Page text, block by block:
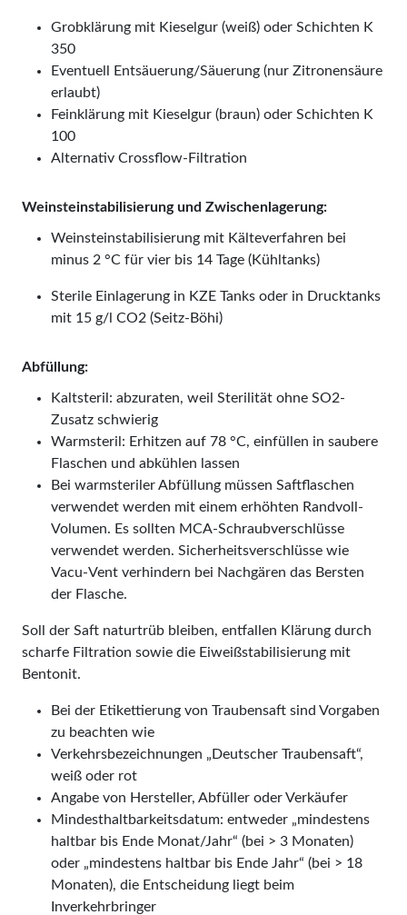
Grobklärung mit Kieselgur (weiß) oder Schichten K
350
Eventuell Entsäuerung/Säuerung (nur Zitronensäure
erlaubt)
Feinklärung mit Kieselgur (braun) oder Schichten K
100
Alternativ Crossflow-Filtration
Weinsteinstabilisierung und Zwischenlagerung:
Weinsteinstabilisierung mit Kälteverfahren bei
minus 2 °C für vier bis 14 Tage (Kühltanks)
Sterile Einlagerung in KZE Tanks oder in Drucktanks
mit 15 g/l CO2 (Seitz-Böhi)
Abfüllung:
Kaltsteril: abzuraten, weil Sterilität ohne SO2-
Zusatz schwierig
Warmsteril: Erhitzen auf 78 °C, einfüllen in saubere
Flaschen und abkühlen lassen
Bei warmsteriler Abfüllung müssen Saftflaschen
verwendet werden mit einem erhöhten Randvoll-
Volumen. Es sollten MCA-Schraubverschlüsse
verwendet werden. Sicherheitsverschlüsse wie
Vacu-Vent verhindern bei Nachgären das Bersten
der Flasche.
Soll der Saft naturtrüb bleiben, entfallen Klärung durch
scharfe Filtration sowie die Eiweißstabilisierung mit
Bentonit.
Bei der Etikettierung von Traubensaft sind Vorgaben
zu beachten wie
Verkehrsbezeichnungen „Deutscher Traubensaft“,
weiß oder rot
Angabe von Hersteller, Abfüller oder Verkäufer
Mindesthaltbarkeitsdatum: entweder „mindestens
haltbar bis Ende Monat/Jahr“ (bei > 3 Monaten)
oder „mindestens haltbar bis Ende Jahr“ (bei > 18
Monaten), die Entscheidung liegt beim
Inverkehrbringer